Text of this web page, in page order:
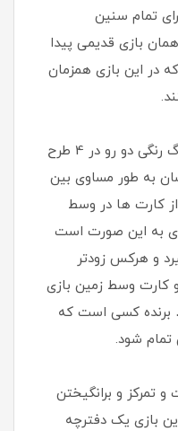
تمام سنین
بازی قدیمی پیدا
در این بازی همزمان
بازی جوراجور شامل 50 کارت بزرگ رنگی دو رو در 4 طرح
یکسان به طور مساوی بین
کارت ها در وسط
به این صورت است
و هرکس زودتر
کارت وسط زمین بازی
… برنده کسی است که
تمام شود.
تمرکز و برانگیختن
بازی یک دفترچه